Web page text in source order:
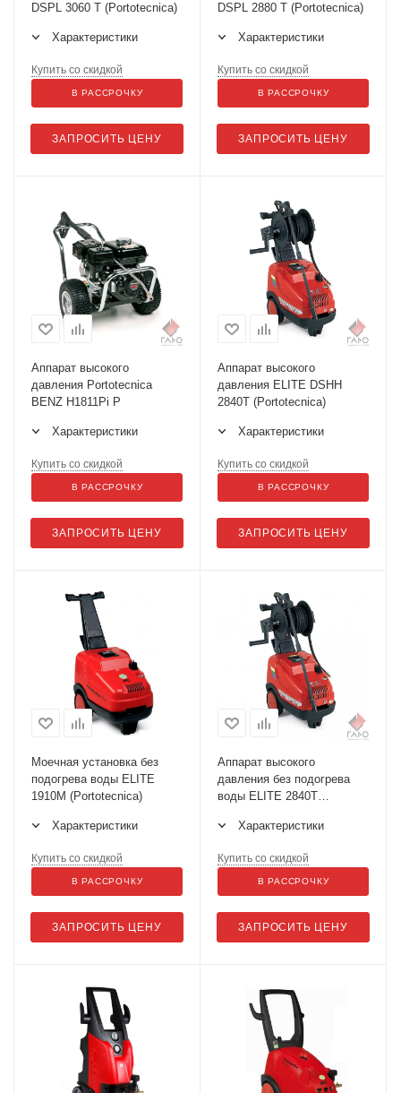
DSPL 3060 T (Portotecnica)
Характеристики
ЗАПРОСИТЬ ЦЕНУ
Купить со скидкой
В РАССРОЧКУ
DSPL 2880 T (Portotecnica)
Характеристики
ЗАПРОСИТЬ ЦЕНУ
Купить со скидкой
В РАССРОЧКУ
Аппарат высокого
давления Portotecnica
BENZ H1811Pi P
Характеристики
ЗАПРОСИТЬ ЦЕНУ
Купить со скидкой
В РАССРОЧКУ
Аппарат высокого
давления ELITE DSHH
2840Т (Portotecnica)
Характеристики
ЗАПРОСИТЬ ЦЕНУ
Купить со скидкой
В РАССРОЧКУ
Моечная установка без
подогрева воды ELITE
1910M (Portotecnica)
Характеристики
ЗАПРОСИТЬ ЦЕНУ
Купить со скидкой
В РАССРОЧКУ
Аппарат высокого
давления без подогрева
воды ELITE 2840Т
Характеристики
ЗАПРОСИТЬ ЦЕНУ
Купить со скидкой
В РАССРОЧКУ